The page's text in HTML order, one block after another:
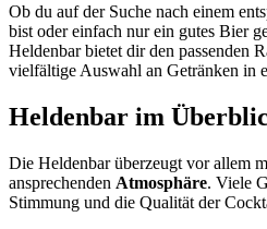
Ob du auf der Suche nach einem
bist oder einfach nur ein gutes Bier
Heldenbar bietet dir den passenden
vielfältige Auswahl an Getränken in
Heldenbar im
Die Heldenbar überzeugt vor allem
ansprechenden Atmosphäre. Viele
Stimmung und die Qualität der